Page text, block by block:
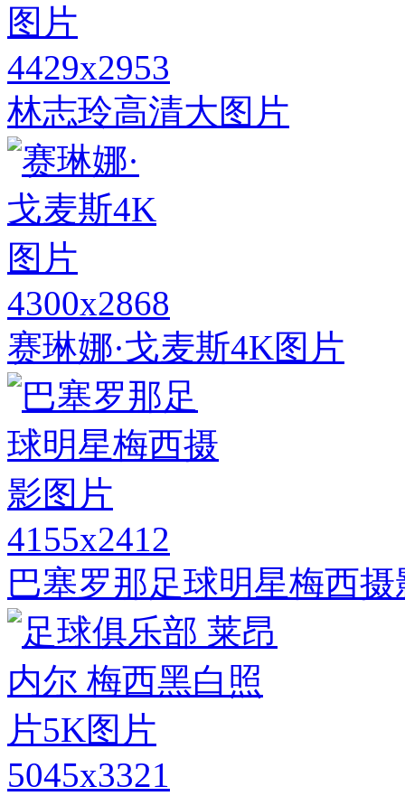
4429x2953
林志玲高清大图片
4300x2868
赛琳娜·戈麦斯4K图片
4155x2412
巴塞罗那足球明星梅西
5045x3321